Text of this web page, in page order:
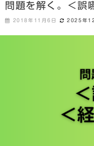
問題を解く。＜誤
2018年11月6日 2025年